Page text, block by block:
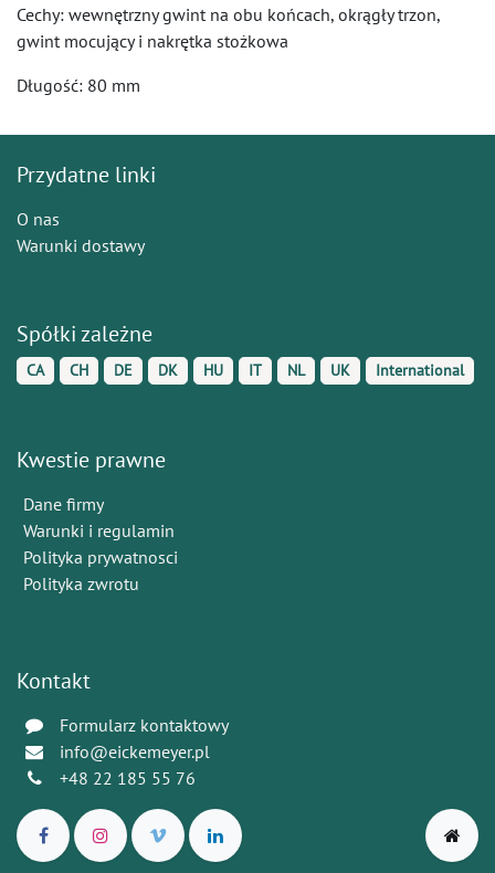
Cechy: wewnętrzny gwint na obu końcach, okrągły trzon,
gwint mocujący i nakrętka stożkowa
Długość: 80 mm
Przydatne linki
O nas
Warunki dostawy
Spółki zależne
CA CH DE DK HU IT NL UK International
Kwestie prawne
Dane firmy
Warunki i regulamin
Polityka prywatnosci
Polityka zwrotu
Kontakt
Formularz kontaktowy
info@eickemeyer.pl
+48 22 185 55 76